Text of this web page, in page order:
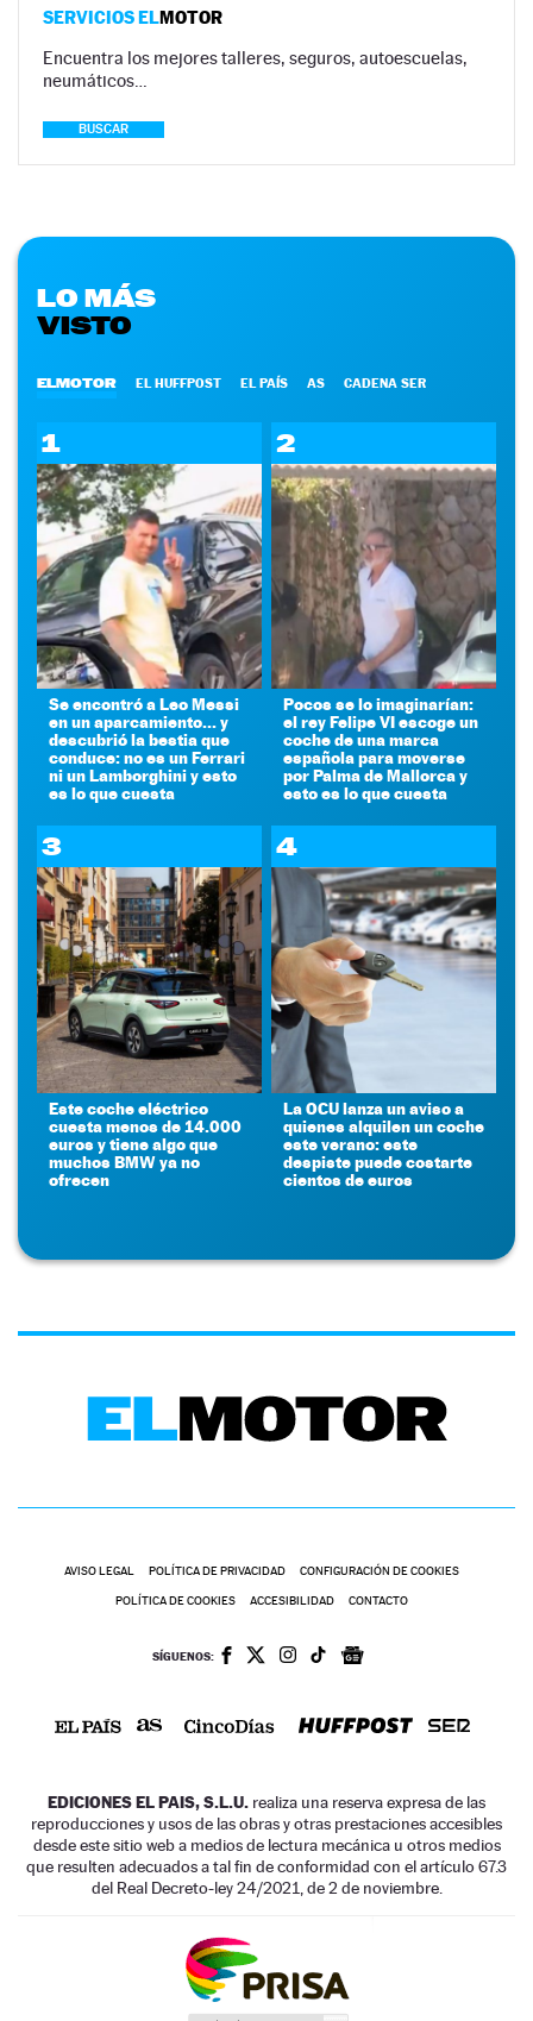
SERVICIOS ELMOTOR
Encuentra los mejores talleres, seguros, autoescuelas,
neumáticos…
BUSCAR
LO MÁS
VISTO
ELMOTOR EL HUFFPOST EL PAÍS AS CADENA SER
1
Se encontró a Leo Messi
en un aparcamiento... y
descubrió la bestia que
conduce: no es un Ferrari
ni un Lamborghini y esto
es lo que cuesta
2
Pocos se lo imaginarían:
el rey Felipe VI escoge un
coche de una marca
española para moverse
por Palma de Mallorca y
esto es lo que cuesta
3
Este coche eléctrico
cuesta menos de 14.000
euros y tiene algo que
muchos BMW ya no
ofrecen
4
La OCU lanza un aviso a
quienes alquilen un coche
este verano: este
despiste puede costarte
cientos de euros
AVISO LEGAL POLÍTICA DE PRIVACIDAD CONFIGURACIÓN DE COOKIES
POLÍTICA DE COOKIES ACCESIBILIDAD CONTACTO
SÍGUENOS:
EDICIONES EL PAIS, S.L.U. realiza una reserva expresa de las
reproducciones y usos de las obras y otras prestaciones accesibles
desde este sitio web a medios de lectura mecánica u otros medios
que resulten adecuados a tal fin de conformidad con el artículo 67.3
del Real Decreto-ley 24/2021, de 2 de noviembre.